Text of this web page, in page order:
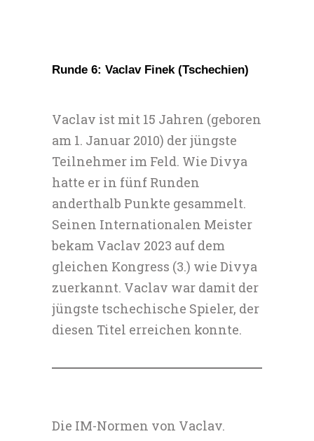
Runde 6: Vaclav Finek (Tschechien)
Vaclav ist mit 15 Jahren (geboren
am 1. Januar 2010) der jüngste
Teilnehmer im Feld. Wie Divya
hatte er in fünf Runden
anderthalb Punkte gesammelt.
Seinen Internationalen Meister
bekam Vaclav 2023 auf dem
gleichen Kongress (3.) wie Divya
zuerkannt. Vaclav war damit der
jüngste tschechische Spieler, der
diesen Titel erreichen konnte.
Die IM-Normen von Vaclav.